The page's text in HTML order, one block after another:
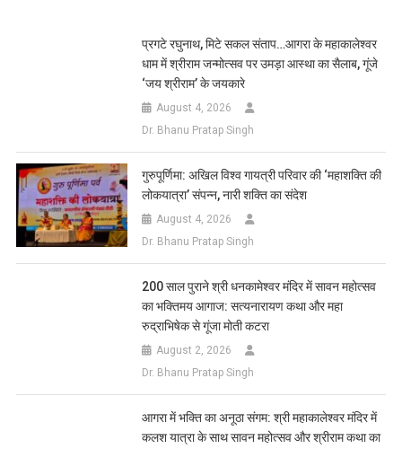
List
प्रगटे रघुनाथ, मिटे सकल संताप…आगरा के महाकालेश्वर
धाम में श्रीराम जन्मोत्सव पर उमड़ा आस्था का सैलाब, गूंजे
‘जय श्रीराम’ के जयकारे
August 4, 2026
Dr. Bhanu Pratap Singh
गुरुपूर्णिमा: अखिल विश्व गायत्री परिवार की ‘महाशक्ति की
लोकयात्रा’ संपन्न, नारी शक्ति का संदेश
August 4, 2026
Dr. Bhanu Pratap Singh
200 साल पुराने श्री धनकामेश्वर मंदिर में सावन महोत्सव
का भक्तिमय आगाज: सत्यनारायण कथा और महा
रुद्राभिषेक से गूंजा मोती कटरा
August 2, 2026
Dr. Bhanu Pratap Singh
आगरा में भक्ति का अनूठा संगम: श्री महाकालेश्वर मंदिर में
कलश यात्रा के साथ सावन महोत्सव और श्रीराम कथा का